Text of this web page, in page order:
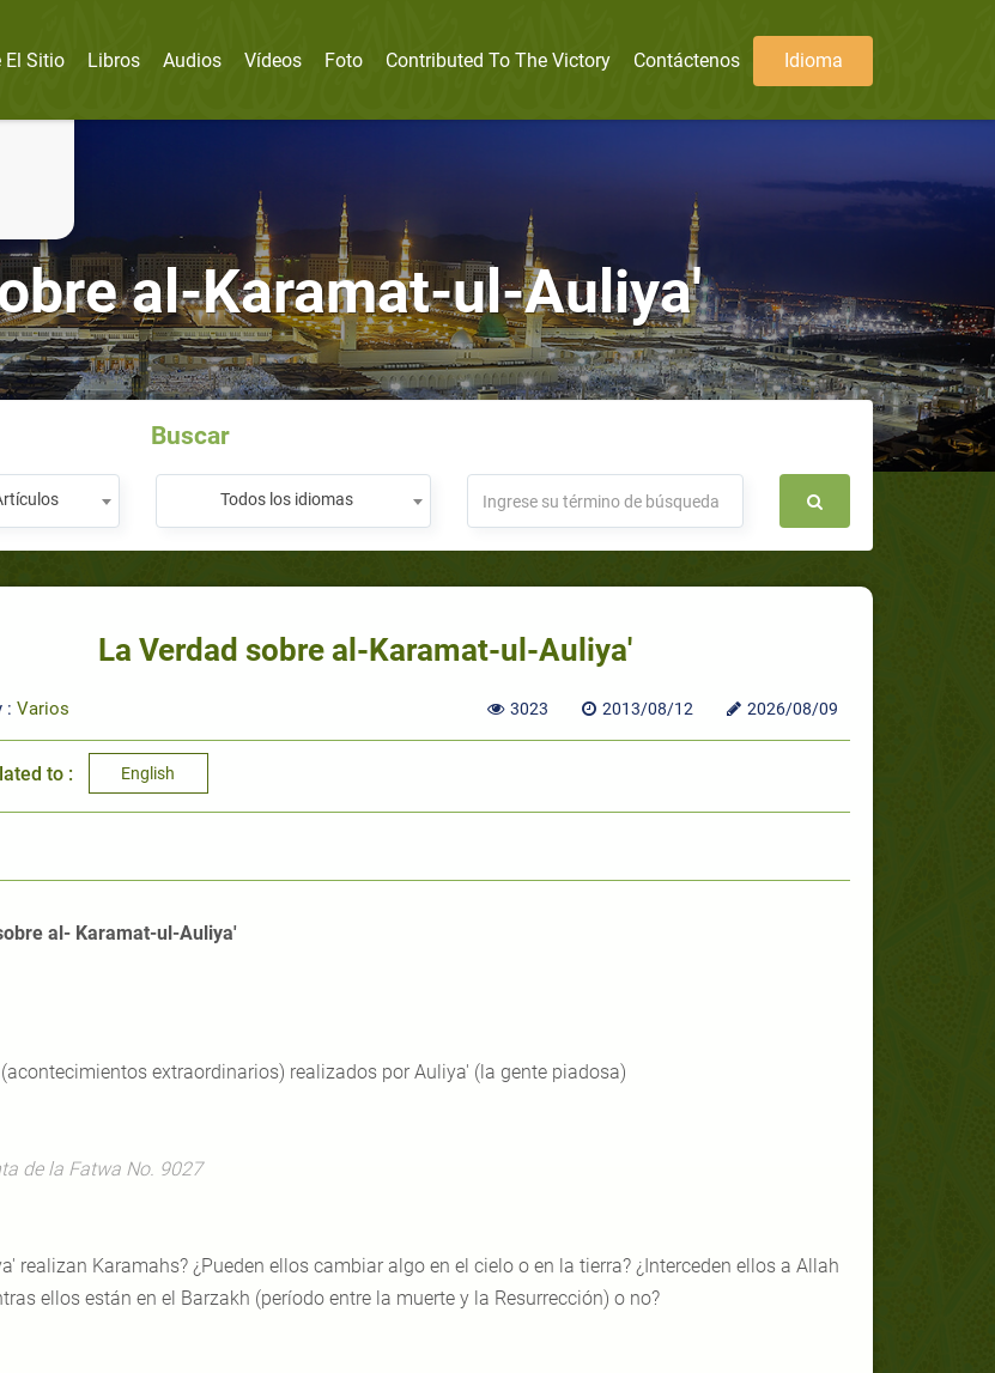
it.
El Sitio Libros Audios Vídeos Foto Contributed To The Victory Contáctenos Idioma
al-Karamat-ul-Auliya'
Buscar
Todos los idiomas
La Verdad sobre al-Karamat-ul-Auliya'
: Varios 3023 2013/08/12 2026/08/09
to : English
al- Karamat-ul-Auliya'
extraordinarios) realizados por Auliya' (la gente piadosa)
de la Fatwa No. 9027
realizan Karamahs? ¿Pueden ellos cambiar algo en el cielo o en la tierra? ¿Interceden ellos a Allah
ellos están en el Barzakh (período entre la muerte y la Resurrección) o no?